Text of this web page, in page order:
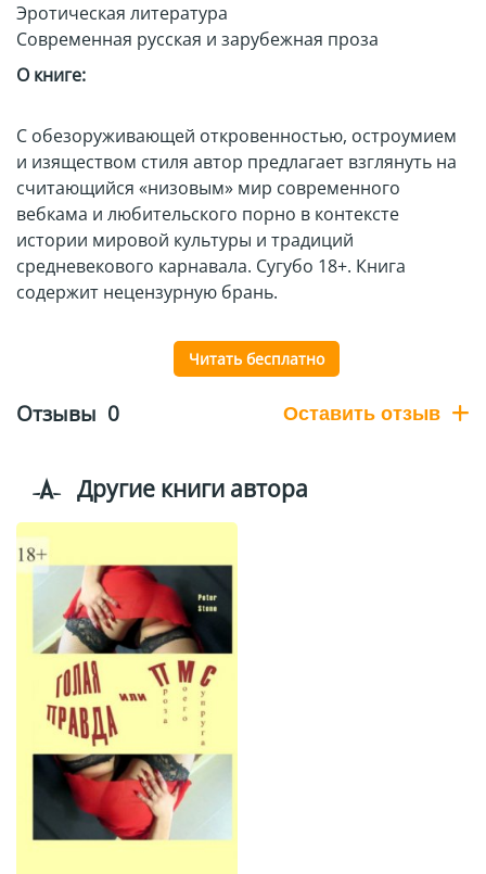
Эротическая литература
Современная русская и зарубежная проза
О книге:
С обезоруживающей откровенностью, остроумием
и изяществом стиля автор предлагает взглянуть на
считающийся «низовым» мир современного
вебкама и любительского порно в контексте
истории мировой культуры и традиций
средневекового карнавала. Сугубо 18+. Книга
содержит нецензурную брань.
Читать бесплатно
Отзывы 0 Оставить отзыв
Другие книги автора